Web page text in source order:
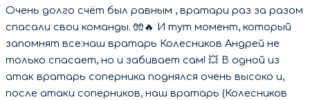
Очень долго счёт был равным , вратари раз за разом
спасали свои команды. 🧤🔥 И тут момент, который
запомнят все:наш вратарь Колесников Андрей не
только спасает, но и забивает сам! 💥 В одной из
атак вратарь соперника поднялся очень высоко и,
после атаки соперников, наш вратарь (Колесников